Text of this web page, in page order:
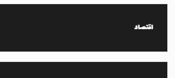
اقتصاد